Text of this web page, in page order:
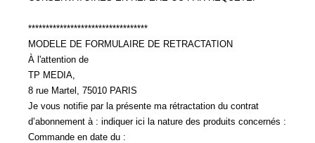
**********************************
MODELE DE FORMULAIRE DE RETRACTATION
À l'attention de
TP MEDIA,
8 rue Martel, 75010 PARIS
Je vous notifie par la présente ma rétractation du contrat
d’abonnement à : indiquer ici la nature des produits concernés :
Commande en date du :